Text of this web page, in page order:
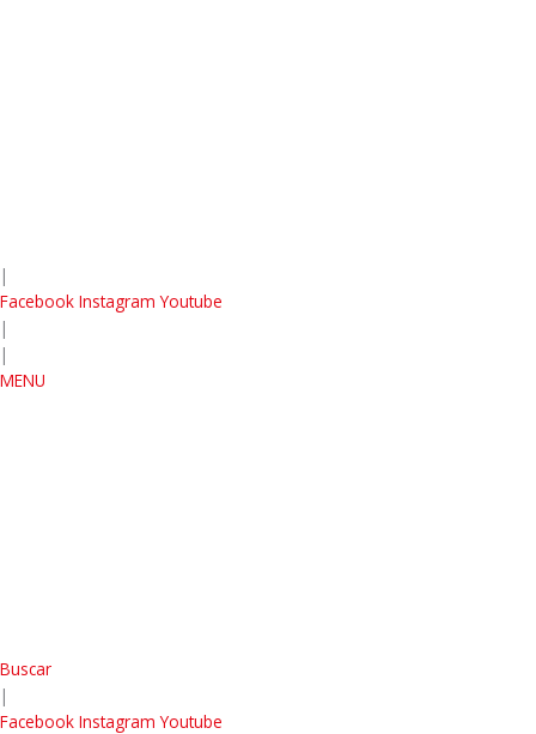
|
Facebook Instagram Youtube
|
|
MENU
Buscar
|
Facebook Instagram Youtube